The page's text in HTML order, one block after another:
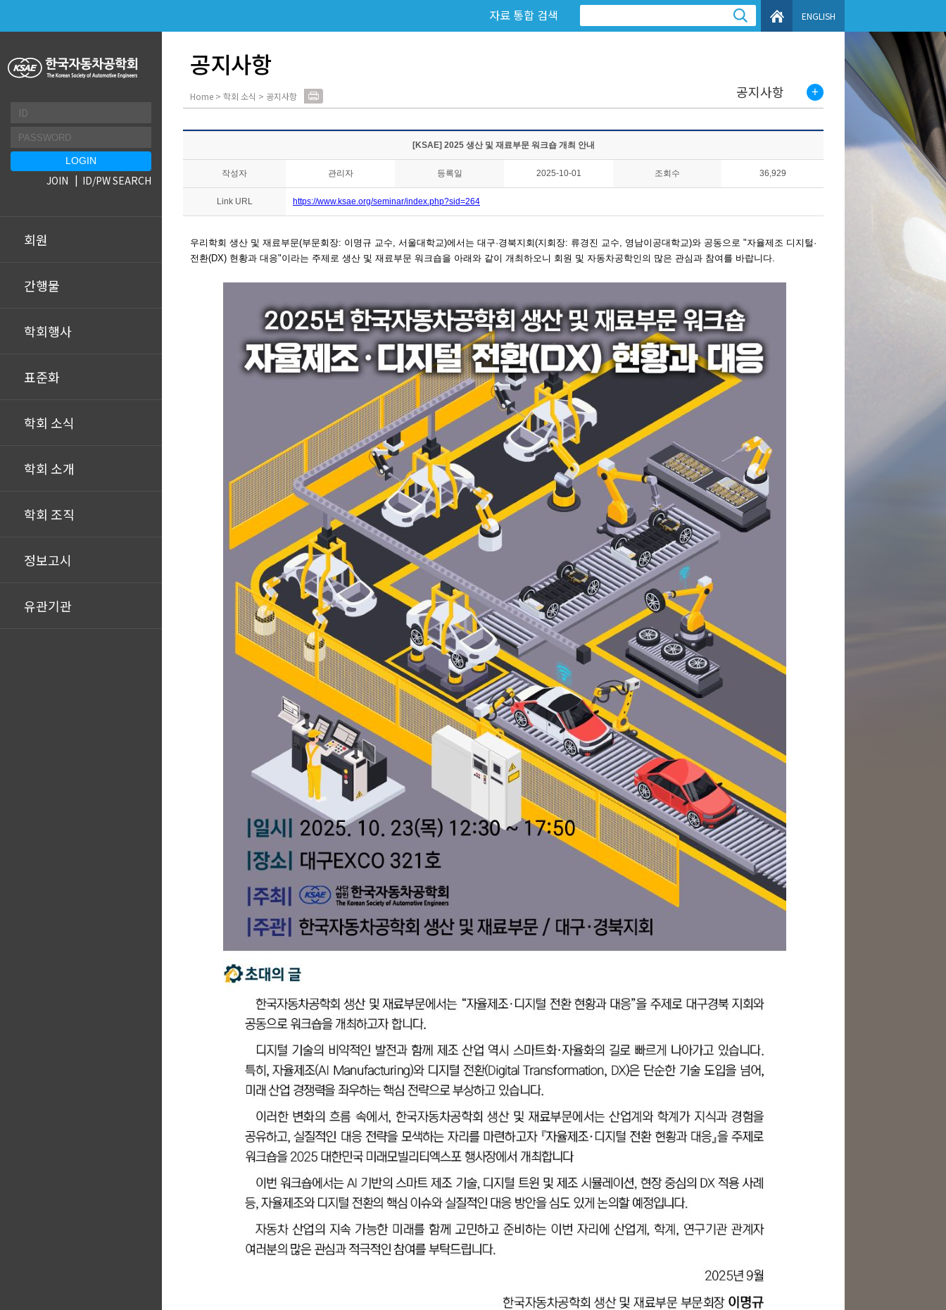
회원
간행물
학회행사
표준화
학회 소식
학회 소개
학회 조직
정보고시
유관기관
JOIN ID/PW SEARCH
자료 통합 검색 ENGLISH
공지사항
Home > 학회 소식 > 공지사항 공지사항
[KSAE] 2025 생산 및 재료부문 워크숍 개최 안내
작성자 관리자 등록일 2025-10-01 조회수 36,929
Link URL https://www.ksae.org/seminar/index.php?sid=264
우리학회 생산 및 재료부문(부문회장: 이명규 교수, 서울대학교)에서는 대구·경북지회(지회장: 류경진 교수, 영남이공대학교)와 공동으로 "자율제조 디지털·
전환(DX) 현황과 대응"이라는 주제로 생산 및 재료부문 워크숍을 아래와 같이 개최하오니 회원 및 자동차공학인의 많은 관심과 참여를 바랍니다.